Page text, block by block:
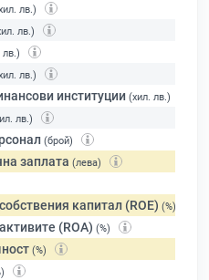
лв.)
лв.)
лв.)
лв.)
институции (хил. лв.)
лв.)
(брой)
заплата (лева)
капитал (ROE) (%)
(ROA) (%)
(%)